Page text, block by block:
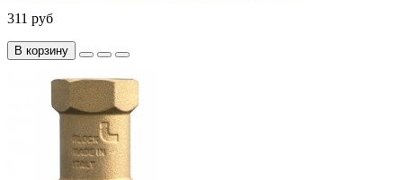
311 руб
В корзину